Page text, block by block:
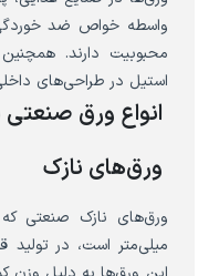
واسطه خواص ضد
محبوبیت دارند.
استیل در طراحی‌های
انواع ورق
ورق‌های نازک
میلی‌متر است، در تولید